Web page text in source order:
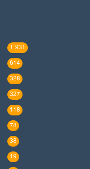
1٬931
614
328
327
118
78
38
19